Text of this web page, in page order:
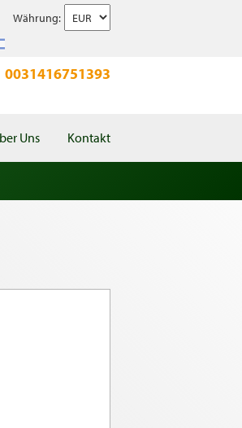
Währung:
0031416751393
Uns Kontakt